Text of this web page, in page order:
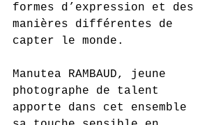
formes d’expression et des
manières différentes de
capter le monde.
Manutea RAMBAUD, jeune
photographe de talent
apporte dans cet ensemble